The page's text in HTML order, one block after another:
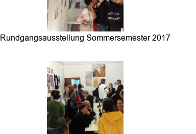
Rundgangsausstellung Sommersemester 2017